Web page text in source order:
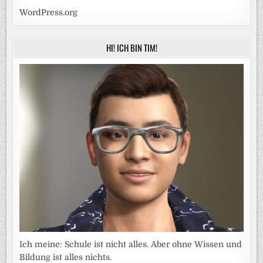
WordPress.org
HI! ICH BIN TIM!
Ich meine: Schule ist nicht alles. Aber ohne Wissen und
Bildung ist alles nichts.